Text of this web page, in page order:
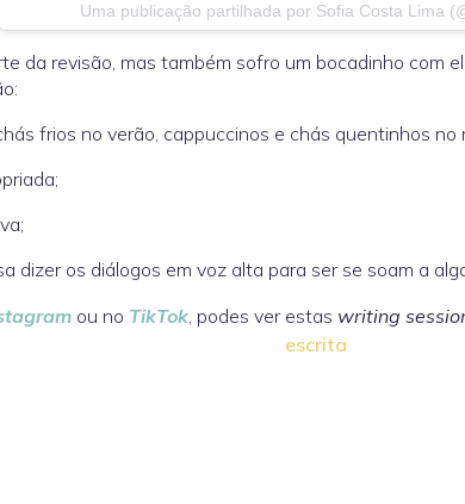
Uma publicação partilhada por Sofia Costa Lima
da revisão, mas também sofro um bocadinho com
frios no verão, cappuccinos e chás quentinhos no
dizer os diálogos em voz alta para ser se soam a
ou no TikTok, podes ver estas writing
escrita